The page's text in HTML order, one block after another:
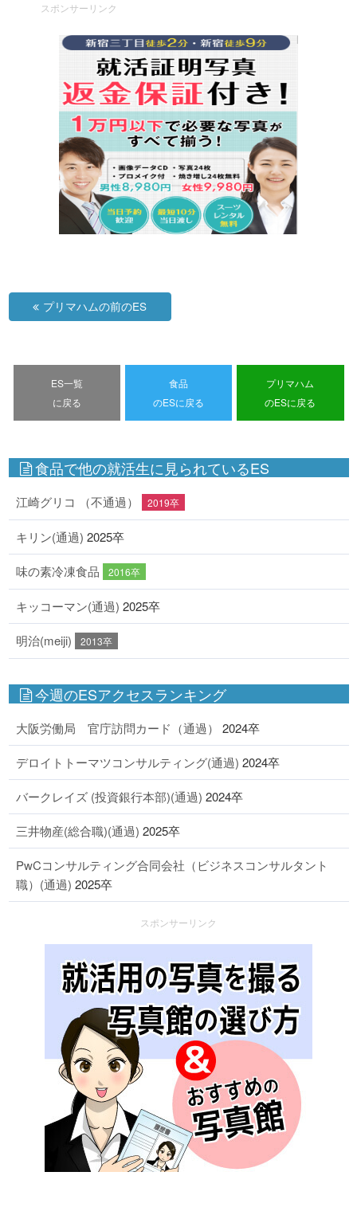
スポンサーリンク
プリマハムの前のES
ES一覧
に戻る
食品
のESに戻る
プリマハム
のESに戻る
食品で他の就活生に見られているES
江崎グリコ （不通過） 2019卒
キリン(通過) 2025卒
味の素冷凍食品 2016卒
キッコーマン(通過) 2025卒
明治(meiji) 2013卒
今週のESアクセスランキング
大阪労働局 官庁訪問カード（通過） 2024卒
デロイトトーマツコンサルティング(通過) 2024卒
バークレイズ (投資銀行本部)(通過) 2024卒
三井物産(総合職)(通過) 2025卒
PwCコンサルティング合同会社（ビジネスコンサルタント
職）(通過) 2025卒
スポンサーリンク